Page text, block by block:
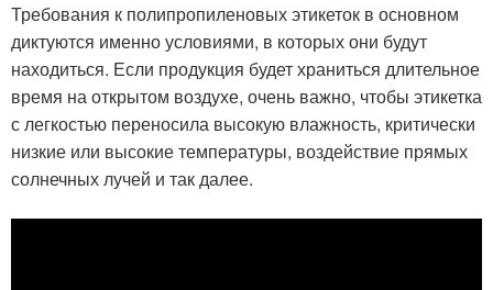
Требования к полипропиленовых этикеток в основном
диктуются именно условиями, в которых они будут
находиться. Если продукция будет храниться длительное
время на открытом воздухе, очень важно, чтобы этикетка
с легкостью переносила высокую влажность, критически
низкие или высокие температуры, воздействие прямых
солнечных лучей и так далее.